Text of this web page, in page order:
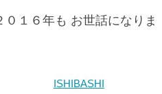
１６年も お世話になりま
ISHIBASHI